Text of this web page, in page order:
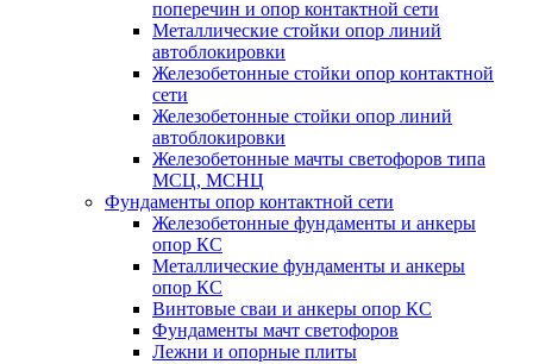
поперечин и опор контактной сети
Металлические стойки опор линий
автоблокировки
Железобетонные стойки опор контактной
сети
Железобетонные стойки опор линий
автоблокировки
Железобетонные мачты светофоров типа
МСЦ, МСНЦ
Фундаменты опор контактной сети
Железобетонные фундаменты и анкеры
опор КС
Металлические фундаменты и анкеры
опор КС
Винтовые сваи и анкеры опор КС
Фундаменты мачт светофоров
Лежни и опорные плиты